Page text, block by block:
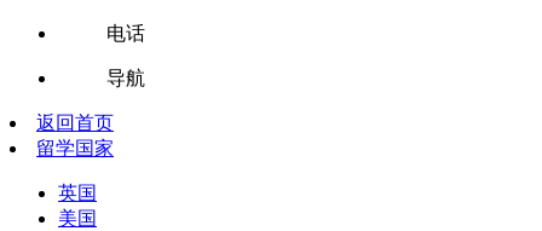
电话
导航
返回首页
留学国家
英国
美国